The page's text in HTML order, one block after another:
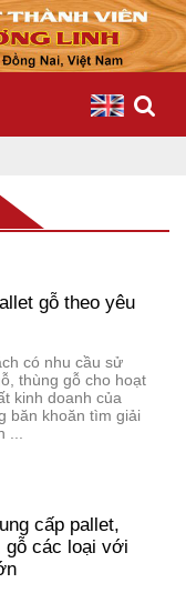
gỗ theo yêu
có nhu cầu sử
thùng gỗ cho hoạt
kinh doanh của
băn khoăn tìm giải
...
cấp pallet,
gỗ các loại với